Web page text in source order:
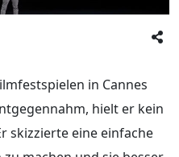
in Cannes
hielt er kein
skizzierte eine einfache